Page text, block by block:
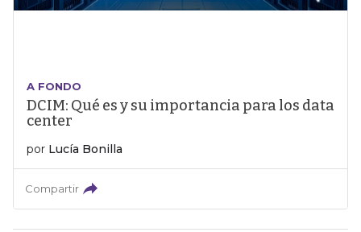
A FONDO
DCIM: Qué es y su importancia para los data
center
por Lucía Bonilla
Compartir